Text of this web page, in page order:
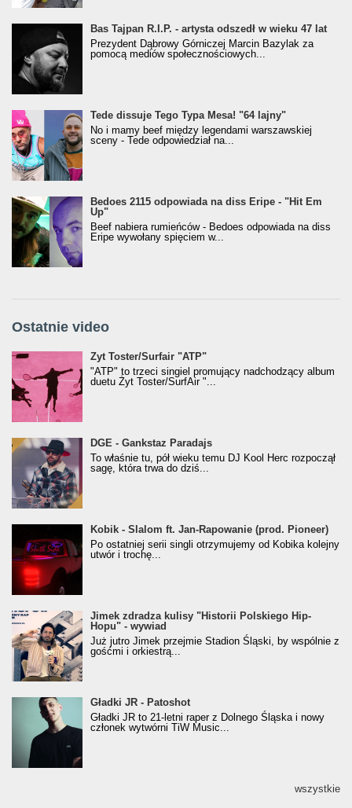
Bas Tajpan R.I.P. - artysta odszedł w wieku 47 lat
Prezydent Dąbrowy Górniczej Marcin Bazylak za
pomocą mediów społecznościowych...
Tede dissuje Tego Typa Mesa! "64 lajny"
No i mamy beef między legendami warszawskiej
sceny - Tede odpowiedział na...
Bedoes 2115 odpowiada na diss Eripe - "Hit Em
Up"
Beef nabiera rumieńców - Bedoes odpowiada na diss
Eripe wywołany spięciem w...
Ostatnie video
Żyt Toster/SurfAir - ATP VIDEO
Żyt Toster/Surfair "ATP"
"ATP" to trzeci singiel promujący nadchodzący album
duetu Żyt Toster/SurfAir "...
donGURALesko z nagrodą za
Klasyczny/Trueschoolowy Album Roku
(Popkillery 2023)
DGE - Gankstaz Paradajs
To właśnie tu, pół wieku temu DJ Kool Herc rozpoczął
sagę, która trwa do dziś...
Kobik - Slalom ft. Jan-Rapowanie (prod. Pioneer)
[Official Music Visualiser]
Kobik - Slalom ft. Jan-Rapowanie (prod. Pioneer)
Po ostatniej serii singli otrzymujemy od Kobika kolejny
utwór i trochę...
Jimek zdradza kulisy "Historii Polskiego Hip-
Hopu" - wywiad
Jimek zdradza kulisy "Historii Polskiego Hip-
Hopu" - wywiad
Już jutro Jimek przejmie Stadion Śląski, by wspólnie z
gośćmi i orkiestrą...
Gładki JR - Patoshot
Gładki JR - Patoshot
Gładki JR to 21-letni raper z Dolnego Śląska i nowy
członek wytwórni TiW Music...
wszystkie